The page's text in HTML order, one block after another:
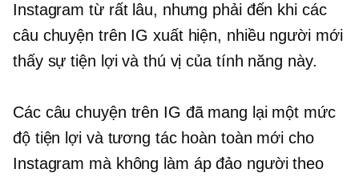
Instagram từ rất lâu, nhưng phải đến khi các
câu chuyện trên IG xuất hiện, nhiều người mới
thấy sự tiện lợi và thú vị của tính năng này.
Các câu chuyện trên IG đã mang lại một mức
độ tiện lợi và tương tác hoàn toàn mới cho
Instagram mà không làm áp đảo người theo